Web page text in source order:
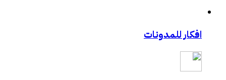
افكار للمدونات